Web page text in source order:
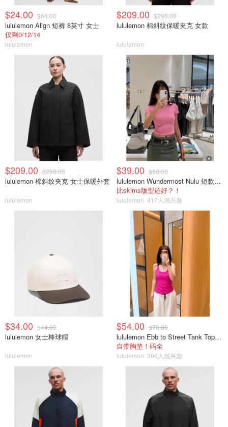
$24.00 $64.00
lululemon Align 短裤 8英寸 女士
仅剩0/12/14
lululemon
$209.00 $298.00
lululemon 棉斜纹保暖夹克 女款
lululemon
$209.00 $298.00
lululemon 棉斜纹夹克 女士保暖外套
lululemon
$39.00 $58.00
lululemon Wundermost Nulu 短款圆领T恤
比skims版型还好？！
lululemon 417人感兴趣
$34.00 $44.00
lululemon 女士棒球帽
lululemon
$54.00 $78.00
lululemon Ebb to Street Tank Top 女士轻支撑背心
自带胸垫！码全
lululemon 206人感兴趣